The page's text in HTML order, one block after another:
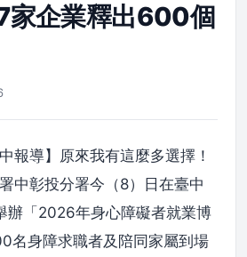
企業釋出600個
報導】原來我有這麼多選擇！
中彰投分署今（8）日在臺中
辦「2026年身心障礙者就業博
名身障求職者及陪同家屬到場